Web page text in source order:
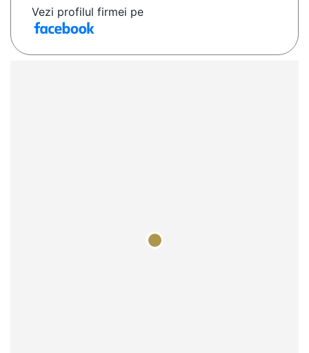
Vezi profilul firmei pe